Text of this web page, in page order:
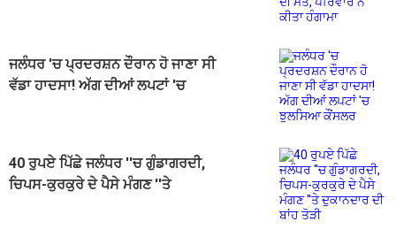
ਜਲੰਧਰ 'ਚ ਪ੍ਰਦਰਸ਼ਨ ਦੌਰਾਨ ਹੋ ਜਾਣਾ ਸੀ
ਵੱਡਾ ਹਾਦਸਾ! ਅੱਗ ਦੀਆਂ ਲਪਟਾਂ 'ਚ
40 ਰੁਪਏ ਪਿੱਛੇ ਜਲੰਧਰ ''ਚ ਗੁੰਡਾਗਰਦੀ,
ਚਿਪਸ-ਕੁਰਕੁਰੇ ਦੇ ਪੈਸੇ ਮੰਗਣ ''ਤੇ